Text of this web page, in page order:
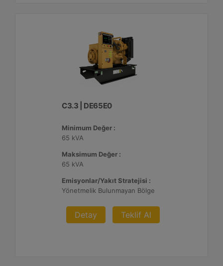
C3.3 | DE65E0
Minimum Değer :
65 kVA
Maksimum Değer :
65 kVA
Emisyonlar/Yakıt Stratejisi :
Yönetmelik Bulunmayan Bölge
Detay Teklif Al